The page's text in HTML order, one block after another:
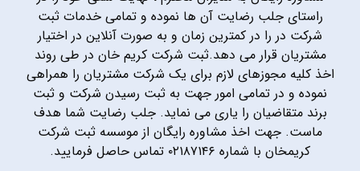
راستای جلب رضایت آن ها نموده و تمامی خدمات ثبت
شرکت در را در کمترین زمان و به صورت آنلاین در اختیار
مشتریان قرار می دهد.ثبت شرکت کریم خان در طی روند
اخذ کلیه مجوزهای لازم برای یک شرکت مشتریان را همراهی
نموده و در تمامی امور جهت به ثبت رسیدن شرکت و ثبت
برند متقاضیان را یاری می نماید. جلب رضایت شما هدف
ماست. جهت اخذ مشاوره رایگان از موسسه ثبت شرکت
کریمخان با شماره ۰۲۱۸۷۱۴۶ تماس حاصل فرمایید.